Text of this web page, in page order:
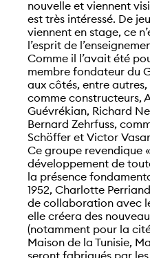
nouvelle et viennent
est très intéressé. De
viennent en stage, ce
l’esprit de
Comme il l’avait été
membre fondateur du
aux côtés, entre
comme constructeurs,
Guévrékian, Richard
Bernard Zehrfuss,
Schöffer et Victor
Ce groupe revendique
développement de
la présence
1952, Charlotte
de collaboration avec
elle créera des
(notamment pour la
Maison de la Tunisie,
seront fabriqués par